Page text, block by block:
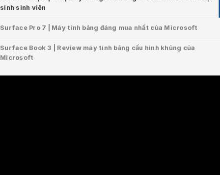
sinh sinh viên
Surface Pro 7 | Máy tính bảng đáng mua nhất của Microsoft
Surface Book 3 | Review máy tính bảng cấu hình khủng của
Microsoft